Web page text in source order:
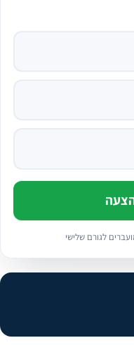
לגורם שלישי